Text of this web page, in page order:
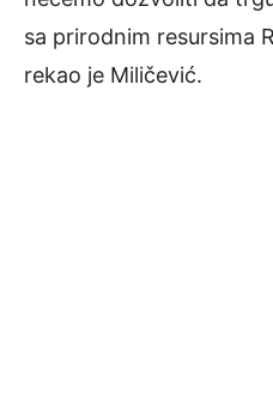
sa prirodnim resursima
rekao je Miličević.